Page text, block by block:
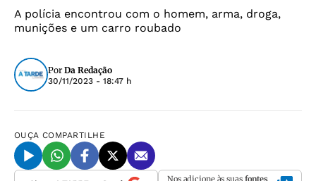
A polícia encontrou com o homem, arma, droga,
munições e um carro roubado
Por Da Redação
30/11/2023 - 18:47 h
OUÇA COMPARTILHE
Nos adicione às suas fontes